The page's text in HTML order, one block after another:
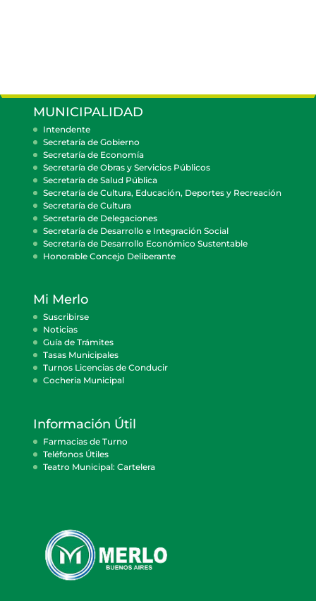
MUNICIPALIDAD
Intendente
Secretaría de Gobierno
Secretaría de Economía
Secretaría de Obras y Servicios Públicos
Secretaría de Salud Pública
Secretaría de Cultura, Educación, Deportes y Recreación
Secretaría de Cultura
Secretaría de Delegaciones
Secretaría de Desarrollo e Integración Social
Secretaría de Desarrollo Económico Sustentable
Honorable Concejo Deliberante
Mi Merlo
Suscribirse
Noticias
Guía de Trámites
Tasas Municipales
Turnos Licencias de Conducir
Cocheria Municipal
Información Útil
Farmacias de Turno
Teléfonos Útiles
Teatro Municipal: Cartelera